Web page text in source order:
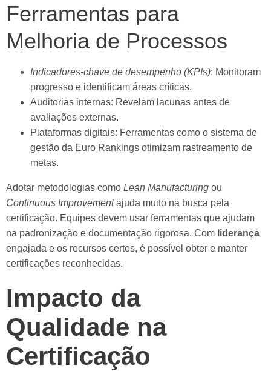
Ferramentas para
Melhoria de Processos
Indicadores-chave de desempenho (KPIs): Monitoram
progresso e identificam áreas críticas.
Auditorias internas: Revelam lacunas antes de
avaliações externas.
Plataformas digitais: Ferramentas como o sistema de
gestão da Euro Rankings otimizam rastreamento de
metas.
Adotar metodologias como Lean Manufacturing ou
Continuous Improvementajuda muito na busca pela
certificação. Equipes devem usar ferramentas que ajudam
na padronização e documentação rigorosa. Com liderança
engajada e os recursos certos, é possível obter e manter
certificações reconhecidas.
Impacto da
Qualidade na
Certificação